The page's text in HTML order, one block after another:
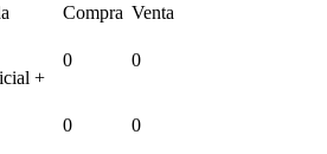
Compra Venta
+
0 0
0 0